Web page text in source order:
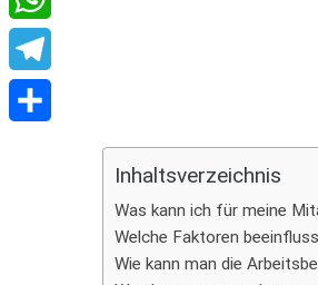
Inhaltsverzeichnis
Was kann ich für meine
Welche Faktoren
Wie kann man die
WhatsApp
Telegram